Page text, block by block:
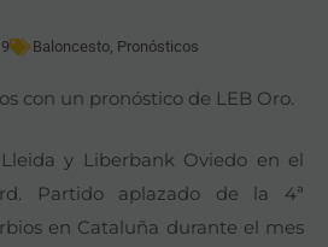
Baloncesto, Pronósticos
con un pronóstico de LEB Oro.
y Liberbank Oviedo en el
Partido aplazado de la 4ª
en Cataluña durante el mes